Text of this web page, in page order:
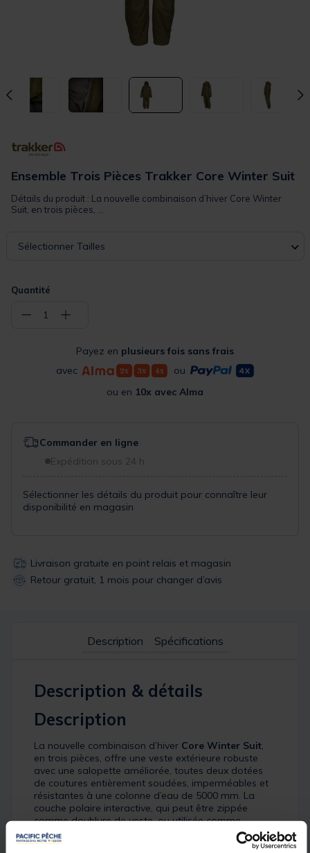
Ensemble Trois Pièces Trakker Core Winter Suit
Détails du produit : La nouvelle combinaison d’hiver Core Winter
Suit, en trois pièces, ...
Sélectionner Tailles
Quantité
− 1 +
Payez en plusieurs fois sans frais
avec
ou
ou en 10x avec Alma
Commander en ligne
Expédition sous 24 h
Sélectionner les détails du produit pour connaître leur
disponibilité en magasin
Livraison gratuite en point relais et magasin
Retour gratuit, 1 mois pour changer d’avis
Description Spécifications
Description & détails
Description
La nouvelle combinaison d’hiver Core Winter Suit,
en trois pièces, offre une veste extérieure robuste
avec une salopette améliorée, toutes deux dotées
de coutures entièrement soudées, imperméables et
résistantes à une colonne d’eau de 5000 mm. La
couche polaire interactive, qui peut être zippée
comme doublure de veste, ou utilisée comme
vêtement, offre une chaleur et une polyvalence
supplémentaires. Cette combinaison propose donc